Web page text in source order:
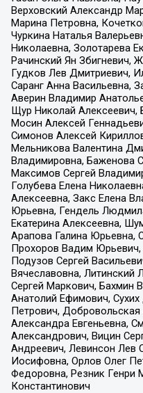
Верховский Александр
Марина Петровна,
Чуркина Наталья
Николаевна, Золотарева
Рачинский Ян Збигневич,
Гудков Лев Дмитриевич,
Саранг Анна Васильевна,
Аверин Владимир
Щур Николай
Мосин Алексей
Симонов Алексей
Мельникова Валентина
Владимировна, Баженова
Максимов Сергей
Голубева Елена
Алексеевна, Закс Елена
Юрьевна, Гендель
Екатерина Алексеевна,
Арапова Галина Юрьевна,
Прохоров Вадим
Подузов Сергей
Вячеславовна, Литинский
Сергей Маркович, Бахмин
Анатолий Ефимович,
Петрович,
Александра Евгеньевна,
Александрович, Вицин
Андреевич, Левинсон Лев
Иосифовна, Орлов Олег
Федоровна, Резник Генри
Константинович